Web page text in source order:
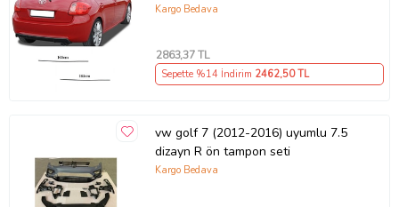
Kargo Bedava
2863,37 TL
Sepette %14 İndirim 2462,50 TL
vw golf 7 (2012-2016) uyumlu 7.5
dizayn R ön tampon seti
Kargo Bedava